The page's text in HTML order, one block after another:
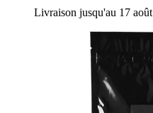
Livraison jusqu'au 17 août